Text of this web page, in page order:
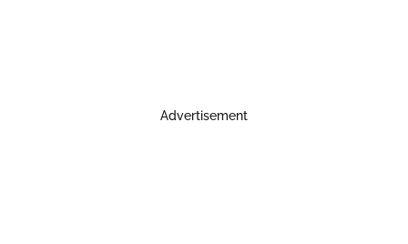
Advertisement